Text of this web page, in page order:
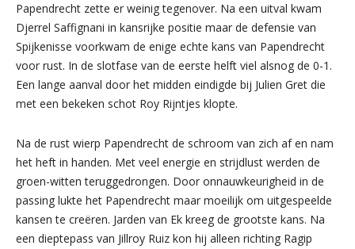
Papendrecht zette er weinig tegenover. Na een uitval kwam
Djerrel Saffignani in kansrijke positie maar de defensie van
Spijkenisse voorkwam de enige echte kans van Papendrecht
voor rust. In de slotfase van de eerste helft viel alsnog de 0-1.
Een lange aanval door het midden eindigde bij Julien Gret die
met een bekeken schot Roy Rijntjes klopte.
Na de rust wierp Papendrecht de schroom van zich af en nam
het heft in handen. Met veel energie en strijdlust werden de
groen-witten teruggedrongen. Door onnauwkeurigheid in de
passing lukte het Papendrecht maar moeilijk om uitgespeelde
kansen te creëren. Jarden van Ek kreeg de grootste kans. Na
een dieptepass van Jillroy Ruiz kon hij alleen richting Ragip